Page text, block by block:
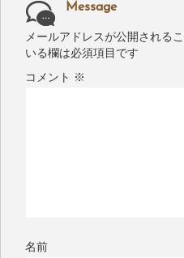
Message
メールアドレスが公開される
いる欄は必須項目です
コメント ※
名前